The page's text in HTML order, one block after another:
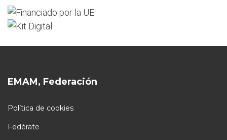
EMAM, Federación
Política de cookies
Fedérate